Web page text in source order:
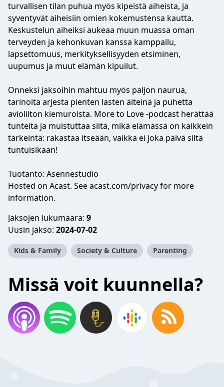
turvallisen tilan puhua myös kipeistä aiheista, ja
syventyvät aiheisiin omien kokemustensa kautta.
Keskustelun aiheiksi aukeaa muun muassa oman
terveyden ja kehonkuvan kanssa kamppailu,
lapsettomuus, merkityksellisyyden etsiminen,
uupumus ja muut elämän kipuilut.
Onneksi jaksoihin mahtuu myös paljon naurua,
tarinoita arjesta pienten lasten äiteinä ja puhetta
avioliiton kiemuroista. More to Love -podcast herättää
tunteita ja muistuttaa siitä, mikä elämässä on kaikkein
tärkeintä: rakastaa itseään, vaikka ei joka päivä siltä
tuntuisikaan!
Tuotanto: Asennestudio
Hosted on Acast. See acast.com/privacy for more
information.
Jaksojen lukumäärä: 9
Uusin jakso: 2024-07-02
Kids & Family Society & Culture Parenting
Missä voit kuunnella?